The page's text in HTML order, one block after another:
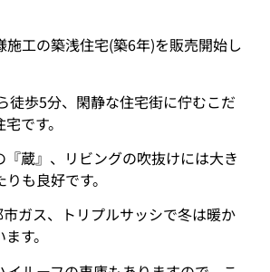
工の築浅住宅(築6年)を販売開始し
徒歩5分、閑静な住宅街に佇むこだ
です。
蔵』、リビングの吹抜けには大き
も良好です。
ガス、トリプルサッシで冬は暖か
す。